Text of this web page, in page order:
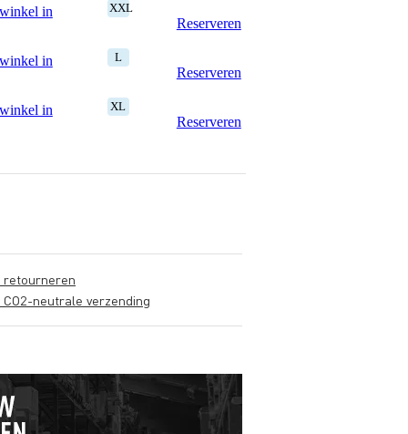
in
XXL
Reserveren
in
L
Reserveren
in
XL
Reserveren
retourneren
CO2-neutrale verzending